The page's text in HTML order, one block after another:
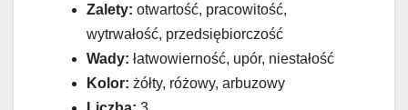
Zalety: otwartość, pracowitość,
wytrwałość, przedsiębiorczość
Wady: łatwowierność, upór, niestałość
Kolor: żółty, różowy, arbuzowy